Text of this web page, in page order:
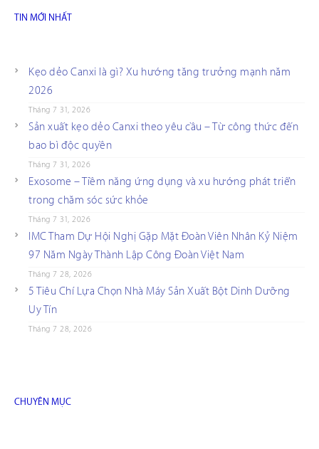
TIN MỚI NHẤT
Kẹo dẻo Canxi là gì? Xu hướng tăng trưởng mạnh năm
2026
Tháng 7 31, 2026
Sản xuất kẹo dẻo Canxi theo yêu cầu – Từ công thức đến
bao bì độc quyền
Tháng 7 31, 2026
Exosome – Tiềm năng ứng dụng và xu hướng phát triển
trong chăm sóc sức khỏe
Tháng 7 31, 2026
IMC Tham Dự Hội Nghị Gặp Mặt Đoàn Viên Nhân Kỷ Niệm
97 Năm Ngày Thành Lập Công Đoàn Việt Nam
Tháng 7 28, 2026
5 Tiêu Chí Lựa Chọn Nhà Máy Sản Xuất Bột Dinh Dưỡng
Uy Tín
Tháng 7 28, 2026
CHUYÊN MỤC